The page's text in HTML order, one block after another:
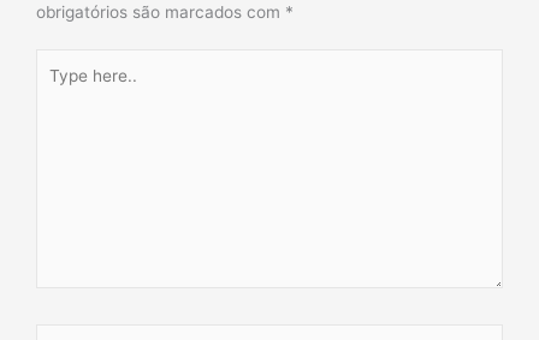
obrigatórios são marcados com *
here..